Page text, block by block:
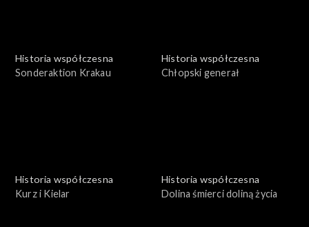
Historia współczesna
Sonderaktion Krakau
Historia współczesna
Chłopski generał
Historia współczesna
Kurz i Kielar
Historia współczesna
Dolina śmierci doliną życia